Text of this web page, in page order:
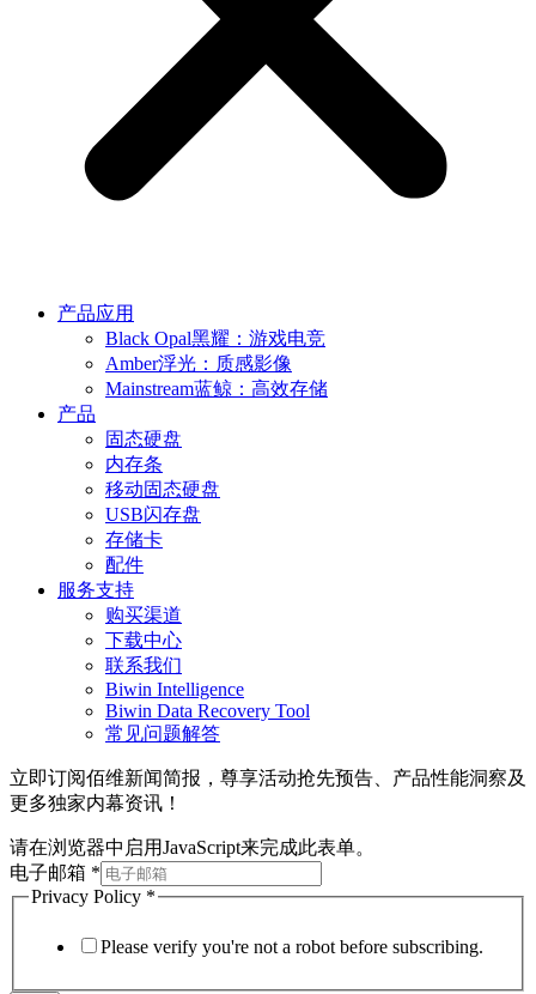
产品应用
Black Opal黑耀：游戏电竞
Amber浮光：质感影像
Mainstream蓝鲸：高效存储
产品
固态硬盘
内存条
移动固态硬盘
USB闪存盘
存储卡
配件
服务支持
购买渠道
下载中心
联系我们
Biwin Intelligence
Biwin Data Recovery Tool
常见问题解答
立即订阅佰维新闻简报，尊享活动抢先预告、产品性能洞察及
更多独家内幕资讯！
请在浏览器中启用JavaScript来完成此表单。
电子邮箱 *
Privacy Policy *
Please verify you're not a robot before subscribing.